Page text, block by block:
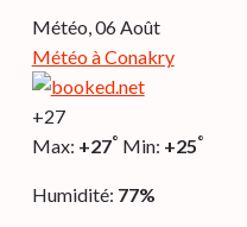
Météo, 06 Août
Météo à Conakry
+27
Max: +27° Min: +25°
Humidité: 77%